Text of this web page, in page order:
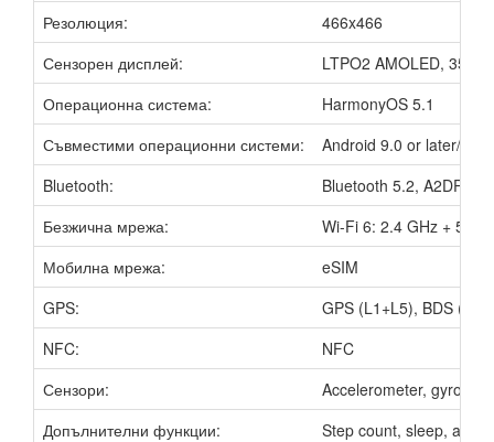
Резолюция:
466x466
Сензорен дисплей:
LTPO2 AMOLED, 3500
Операционна система:
HarmonyOS 5.1
Съвместими операционни системи:
Android 9.0 or later/iOS
Bluetooth:
Bluetooth 5.2, A2DP, LE
Безжична мрежа:
Wi-Fi 6: 2.4 GHz + 5
Мобилна мрежа:
eSIM
GPS:
GPS (L1+L5), BDS
NFC:
NFC
Сензори:
Accelerometer, gyro,
Допълнителни функции:
Step count, sleep,